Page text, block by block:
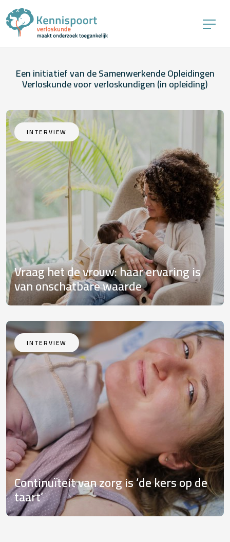
Een initiatief van de Samenwerkende Opleidingen
Verloskunde voor verloskundigen (in opleiding)
INTERVIEW
Vraag het de vrouw: haar ervaring is
van onschatbare waarde
INTERVIEW
Continuïteit van zorg is ‘de kers op de
taart’